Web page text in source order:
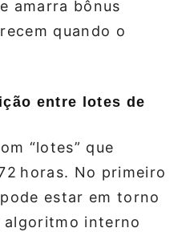
amarra bônus
quando o
entre lotes de
“lotes” que
horas. No primeiro
estar em torno
algoritmo interno